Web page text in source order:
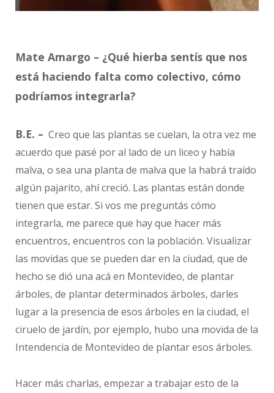
Mate Amargo – ¿Qué hierba sentís que nos
está haciendo falta como colectivo, cómo
podríamos integrarla?
B.E. – Creo que las plantas se cuelan, la otra vez me
acuerdo que pasé por al lado de un liceo y había
malva, o sea una planta de malva que la habrá traído
algún pajarito, ahí creció. Las plantas están donde
tienen que estar. Si vos me preguntás cómo
integrarla, me parece que hay que hacer más
encuentros, encuentros con la población. Visualizar
las movidas que se pueden dar en la ciudad, que de
hecho se dió una acá en Montevideo, de plantar
árboles, de plantar determinados árboles, darles
lugar a la presencia de esos árboles en la ciudad, el
ciruelo de jardín, por ejemplo, hubo una movida de la
Intendencia de Montevideo de plantar esos árboles.
Hacer más charlas, empezar a trabajar esto de la